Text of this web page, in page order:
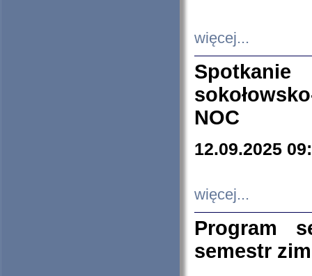
więcej...
NOC
12.09.2025
więcej...
Program
semestr